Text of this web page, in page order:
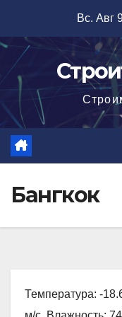
содержимому
Вс. Авг
Бангкок
Температура: -